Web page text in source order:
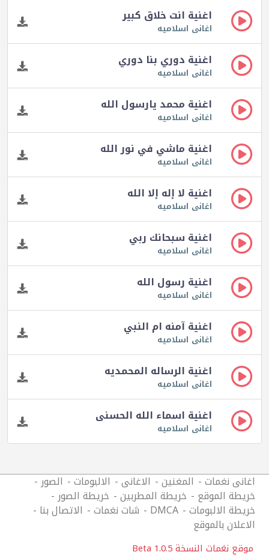
اغنية انت خلاق كبير
اغانى اسلاميه
اغنية دوري بنا دوري
اغانى اسلاميه
اغنية محمد يارسول الله
اغانى اسلاميه
اغنية ماشي في نور الله
اغانى اسلاميه
اغنية لا إله إلا الله
اغانى اسلاميه
اغنية سبحانك ربي
اغانى اسلاميه
اغنية رسول الله
اغانى اسلاميه
اغنية آمنه ام النبي
اغانى اسلاميه
اغنية الرساله المحمديه
اغانى اسلاميه
اغنية اسماء الله الحسنى
اغانى اسلاميه
اغانى نغمات المغنين الاغانى الالبومات الصور
خريطة الموقع خريطة المطربين خريطة الصور
خريطة الالبومات DMCA شات نغمات الاتصال بنا
الاعلان بالموقع
موقع نغمات النسخة 1.0.5 Beta